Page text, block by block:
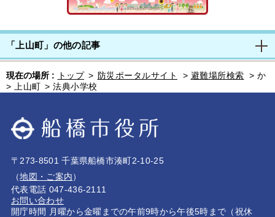
「上山町」の他の記事
現在の場所 : トップ > 防災ポータルサイト > 避難場所検索 > か
>
上山町 > 法典小学校
〒273-8501 千葉県船橋市湊町2-10-25
（地図・ご案内）
代表電話 047-436-2111
お問い合わせ
開庁時間 月曜から金曜までの午前9時から午後5時まで（祝休